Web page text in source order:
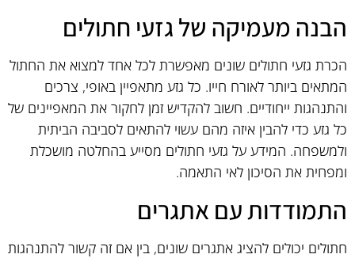
הבנה מעמיקה של גזעי חתולים
הכרת גזעי חתולים שונים מאפשרת לכל אחד למצוא את החתול
המתאים ביותר לאורח חייו. כל גזע מתאפיין באופי, צרכים
והתנהגות ייחודיים. חשוב להקדיש זמן לחקור את המאפיינים של
כל גזע כדי להבין איזה מהם עשוי להתאים לסביבה הביתית
ולמשפחה. המידע על גזעי חתולים מסייע בהחלטה מושכלת
ומפחית את הסיכון לאי התאמה.
התמודדות עם אתגרים
חתולים יכולים להציג אתגרים שונים, בין אם זה קשור להתנהגות